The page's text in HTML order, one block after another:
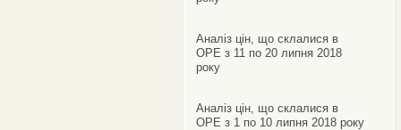
Аналіз цін, що склалися в
ОРЕ з 11 по 20 липня 2018
року
Аналіз цін, що склалися в
ОРЕ з 1 по 10 липня 2018 року